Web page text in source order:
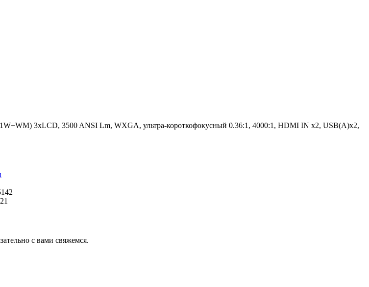
3хLCD, 3500 ANSI Lm, WXGA, ультра-короткофокусный 0.36:1, 4000:1, HDMI IN x2, USB(A)х2,
с вами свяжемся.